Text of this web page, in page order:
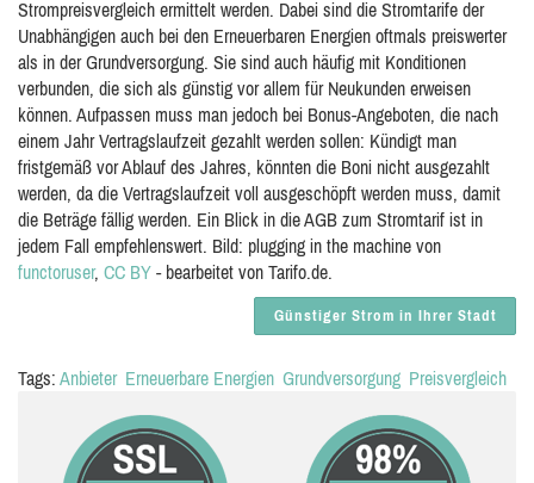
Strompreisvergleich ermittelt werden. Dabei sind die Stromtarife der
Unabhängigen auch bei den Erneuerbaren Energien oftmals preiswerter
als in der Grundversorgung. Sie sind auch häufig mit Konditionen
verbunden, die sich als günstig vor allem für Neukunden erweisen
können. Aufpassen muss man jedoch bei Bonus-Angeboten, die nach
einem Jahr Vertragslaufzeit gezahlt werden sollen: Kündigt man
fristgemäß vor Ablauf des Jahres, könnten die Boni nicht ausgezahlt
werden, da die Vertragslaufzeit voll ausgeschöpft werden muss, damit
die Beträge fällig werden. Ein Blick in die AGB zum Stromtarif ist in
jedem Fall empfehlenswert. Bild: plugging in the machine von
functoruser, CC BY - bearbeitet von Tarifo.de.
Günstiger Strom in Ihrer Stadt
Tags: Anbieter Erneuerbare Energien Grundversorgung Preisvergleich